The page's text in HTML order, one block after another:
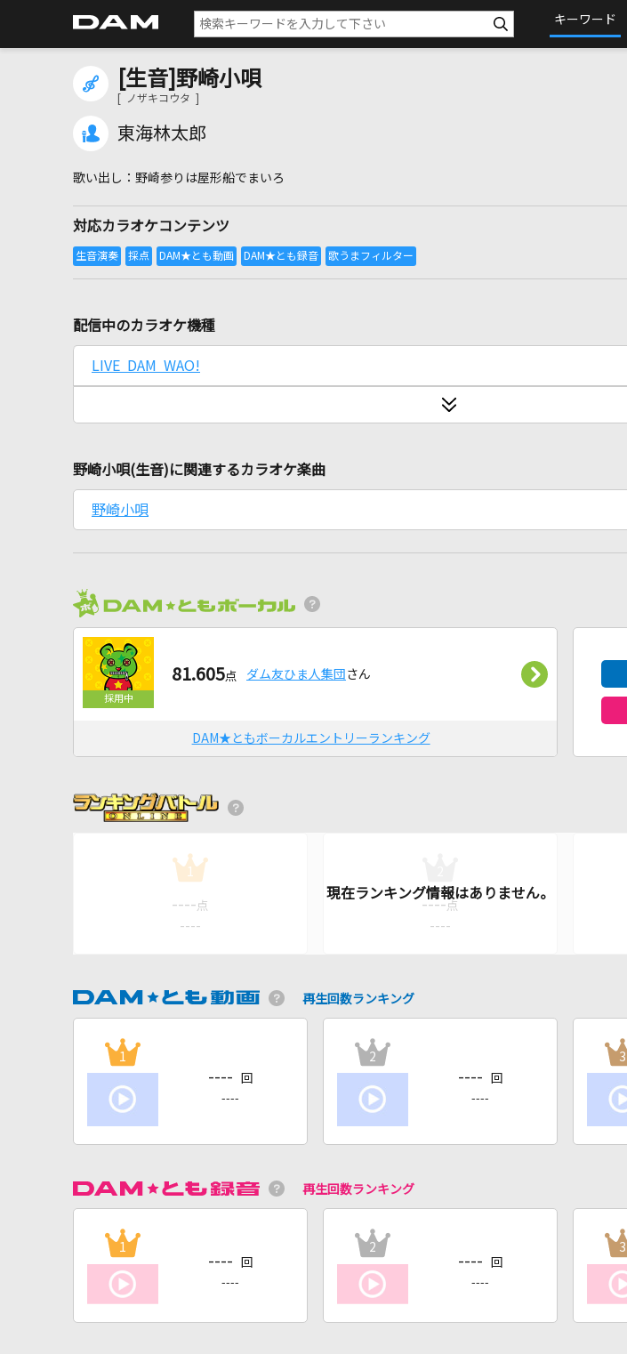
キーワード
[生音]野崎小唄
[ ノザキコウタ ]
東海林太郎
野崎参りは屋形船でまいろ
対応カラオケコンテンツ
配信中のカラオケ機種
LIVE DAM WAO!
野崎小唄(生音)に関連するカラオケ楽曲
野崎小唄
81.605点 ダム友ひま人集団 さん
DAM★ともボーカルエントリーランキング
1
---- 点
----
---- 点
----
再生回数ランキング
1
---- 回
----
2
---- 回
----
3
再生回数ランキング
1
---- 回
----
2
---- 回
----
3